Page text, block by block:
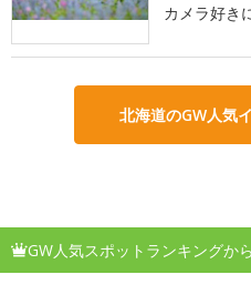
カメラ好き
北海道のGW人気
GW人気スポットランキングか